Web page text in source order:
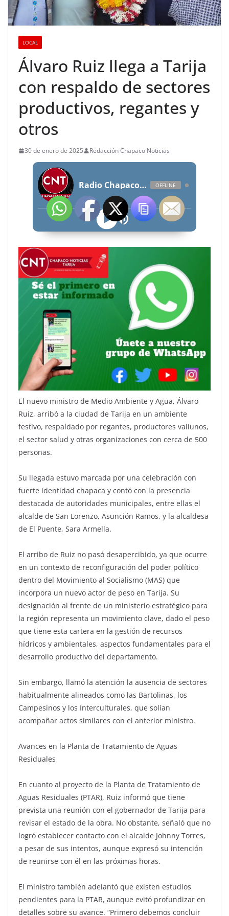
LOCAL
Álvaro Ruiz llega a Tarija
con respaldo de sectores
productivos, regantes y
otros
30 de enero de 2025 Redacción Chapaco Noticias
Radio Chapaco Noticias Las 24 horas en vivo OFFLINE
El nuevo ministro de Medio Ambiente y Agua, Álvaro
Ruiz, arribó a la ciudad de Tarija en un ambiente
festivo, respaldado por regantes, productores vallunos,
el sector salud y otras organizaciones con cerca de 500
personas.
Su llegada estuvo marcada por una celebración con
fuerte identidad chapaca y contó con la presencia
destacada de autoridades municipales, entre ellas el
alcalde de San Lorenzo, Asunción Ramos, y la alcaldesa
de El Puente, Sara Armella.
El arribo de Ruiz no pasó desapercibido, ya que ocurre
en un contexto de reconfiguración del poder político
dentro del Movimiento al Socialismo (MAS) que
incorpora un nuevo actor de peso en Tarija. Su
designación al frente de un ministerio estratégico para
la región representa un movimiento clave, dado el peso
que tiene esta cartera en la gestión de recursos
hídricos y ambientales, aspectos fundamentales para el
desarrollo productivo del departamento.
Sin embargo, llamó la atención la ausencia de sectores
habitualmente alineados como las Bartolinas, los
Campesinos y los Interculturales, que solían
acompañar actos similares con el anterior ministro.
Avances en la Planta de Tratamiento de Aguas
Residuales
En cuanto al proyecto de la Planta de Tratamiento de
Aguas Residuales (PTAR), Ruiz informó que tiene
prevista una reunión con el gobernador de Tarija para
revisar el estado de la obra. No obstante, señaló que no
logró establecer contacto con el alcalde Johnny Torres,
a pesar de sus intentos, aunque expresó su intención
de reunirse con él en las próximas horas.
El ministro también adelantó que existen estudios
pendientes para la PTAR, aunque evitó profundizar en
detalles sobre su avance. “Primero debemos concluir